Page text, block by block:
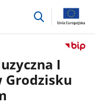
przejdź
I
Grodzisku